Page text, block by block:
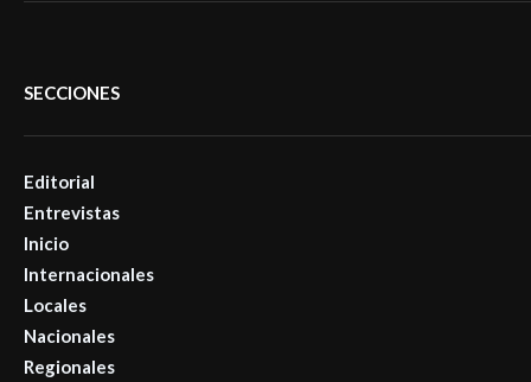
SECCIONES
Editorial
Entrevistas
Inicio
Internacionales
Locales
Nacionales
Regionales